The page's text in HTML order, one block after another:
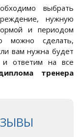
выбрать
нужную
и периодом
можно сделать,
вам нужна будет
ответим на все
тренера